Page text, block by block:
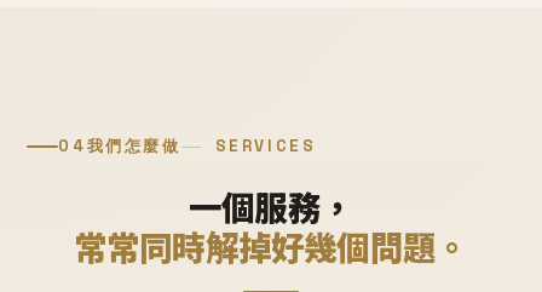
04我們怎麼做 SERVICES
一個服務，
常常同時解掉好幾個問題。